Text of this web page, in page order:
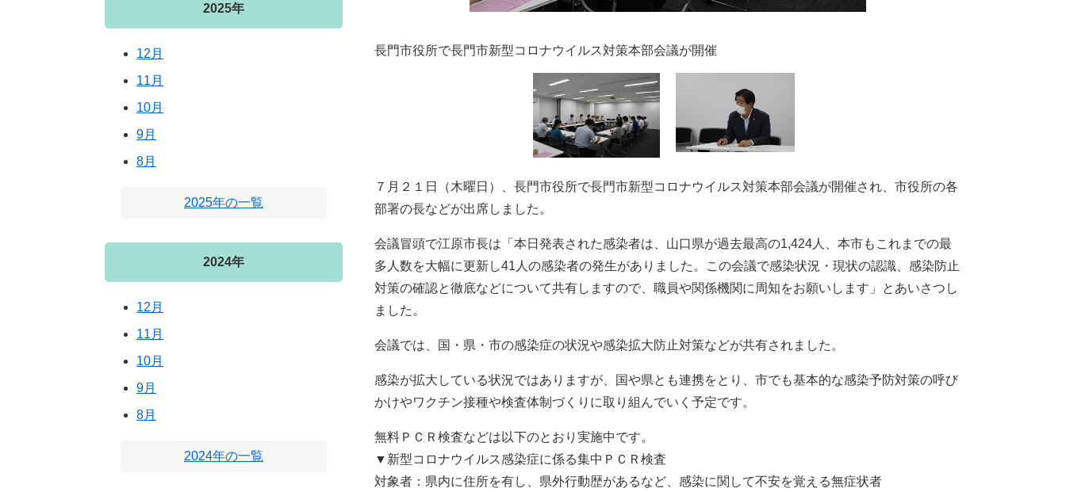
長門市役所で長門市新型コロナウイルス対策本部会議が開催
７月２１日（木曜日）、長門市役所で長門市新型コロナウイルス対策本部会議が開催され、市役所の各
部署の長などが出席しました。
会議冒頭で江原市長は「本日発表された感染者は、山口県が過去最高の1,424人、本市もこれまでの最
多人数を大幅に更新し41人の感染者の発生がありました。この会議で感染状況・現状の認識、感染防止
対策の確認と徹底などについて共有しますので、職員や関係機関に周知をお願いします」とあいさつし
ました。
会議では、国・県・市の感染症の状況や感染拡大防止対策などが共有されました。
感染が拡大している状況ではありますが、国や県とも連携をとり、市でも基本的な感染予防対策の呼び
かけやワクチン接種や検査体制づくりに取り組んでいく予定です。
無料ＰＣＲ検査などは以下のとおり実施中です。
▼新型コロナウイルス感染症に係る集中ＰＣＲ検査
対象者：県内に住所を有し、県外行動歴があるなど、感染に関して不安を覚える無症状者
2025年
12月
11月
10月
9月
8月
2025年の一覧
2024年
12月
11月
10月
9月
8月
2024年の一覧